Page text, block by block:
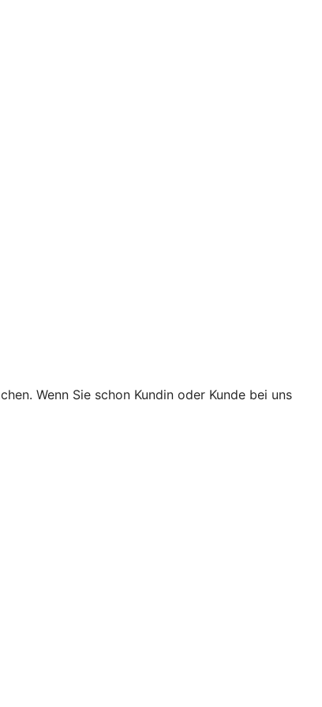
Wenn Sie schon Kundin oder Kunde bei uns